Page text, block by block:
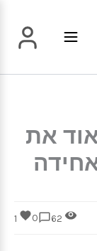
את
0